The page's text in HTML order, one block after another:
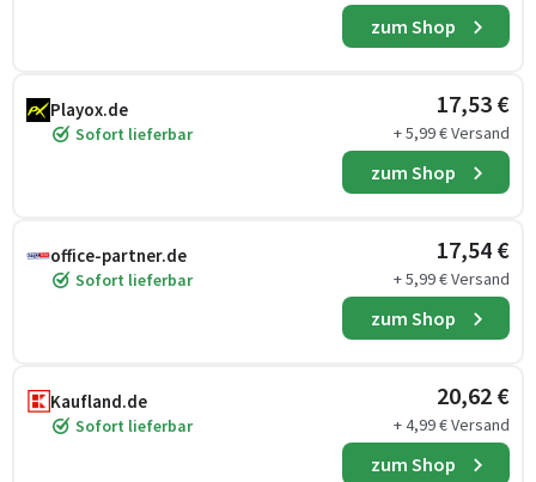
zum Shop
Playox.de
Sofort lieferbar
17,53 €
+ 5,99 € Versand
zum Shop
office-partner.de
Sofort lieferbar
17,54 €
+ 5,99 € Versand
zum Shop
Kaufland.de
Sofort lieferbar
20,62 €
+ 4,99 € Versand
zum Shop